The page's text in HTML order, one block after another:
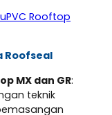
Rooftop
Roofseal
MX dan GR:
teknik